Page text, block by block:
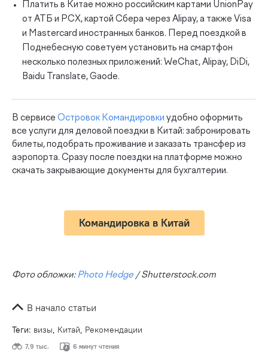
Платить в Китае можно российским картами UnionPay
от АТБ и РСХ, картой Сбера через Alipay, а также Visa
и Mastercard иностранных банков. Перед поездкой в
Поднебесную советуем установить на смартфон
несколько полезных приложений: WeChat, Alipay, DiDi,
Baidu Translate, Gaode.
В сервисе Островок Командировки удобно оформить
все услуги для деловой поездки в Китай: забронировать
билеты, подобрать проживание и заказать трансфер из
аэропорта. Сразу после поездки на платформе можно
скачать закрывающие документы для бухгалтерии.
Командировка в Китай
Фото обложки: Photo Hedge / Shutterstock.com
Теги: визы, Китай, Рекомендации
В начало статьи
7,9 тыс. 6 минут чтения